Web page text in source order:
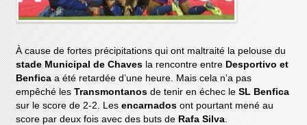
À cause de fortes précipitations qui ont maltraité la pelouse du
stade Municipal de Chaves la rencontre entre Desportivo et
Benficaa été retardée d’une heure. Mais cela n’a pas
empêché lesTransmontanosde tenir en échec leSL Benfica
sur le score de 2-2. Lesencarnadosont pourtant mené au
score par deux fois avec des buts de Rafa Silva